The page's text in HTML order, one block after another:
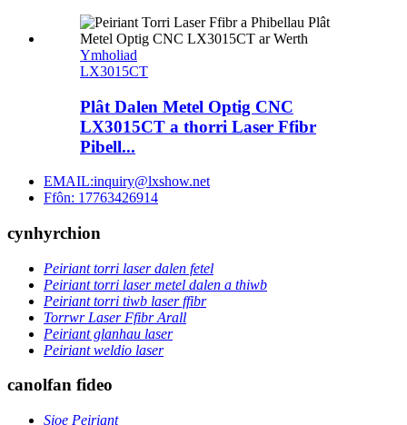
Ymholiad
LX3015CT
Plât Dalen Metel Optig CNC
LX3015CT a thorri Laser Ffibr
Pibell...
EMAIL:inquiry@lxshow.net
Ffôn: 17763426914
cynhyrchion
Peiriant torri laser dalen fetel
Peiriant torri laser metel dalen a thiwb
Peiriant torri tiwb laser ffibr
Torrwr Laser Ffibr Arall
Peiriant glanhau laser
Peiriant weldio laser
canolfan fideo
Sioe Peiriant